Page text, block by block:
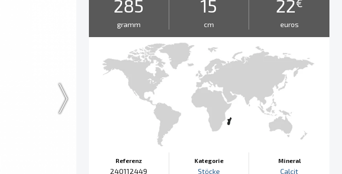
285
gramm
15
cm
22€
euros
Referenz
240112449
Kategorie
Stöcke
Mineral
Calcit